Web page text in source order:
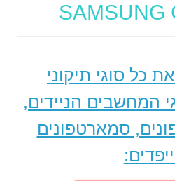
SAMSUNG
כל סוגי תיקוני
המחשבים הניידים,
סמארטפונים